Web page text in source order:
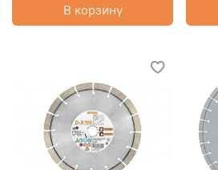
В корзину